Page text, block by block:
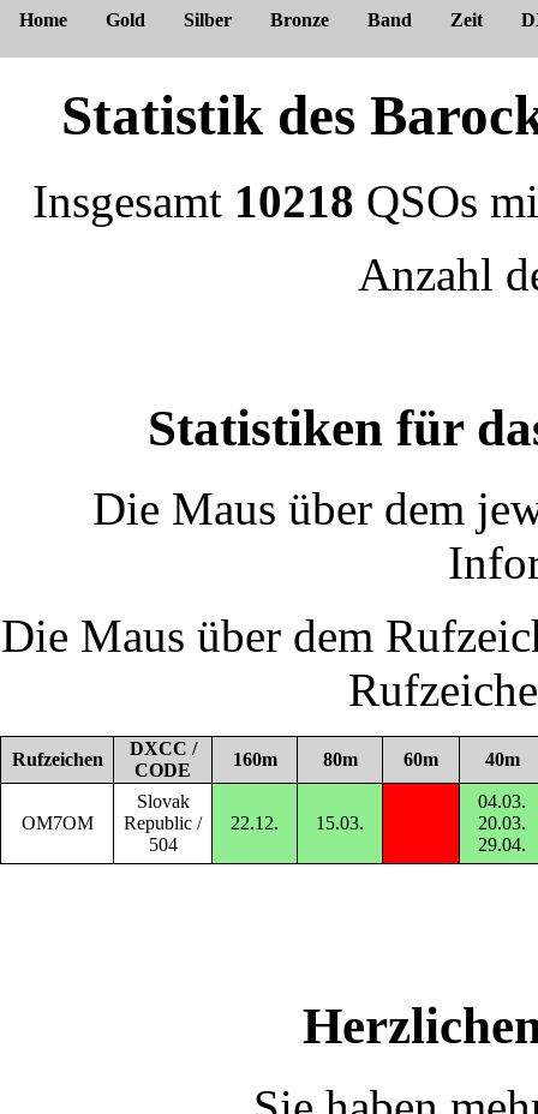
Home Gold Silber Bronze Band Zeit
Statistik des
Insgesamt 10218 QSOs
Anzahl
Statistiken für
Die Maus über dem
Die Maus über dem
Rufzeichen
DXCC /
CODE
160m 80m 60m 40m
OM7OM
Slovak
Republic /
504
22.12. 15.03.
04.03.
20.03.
29.04.